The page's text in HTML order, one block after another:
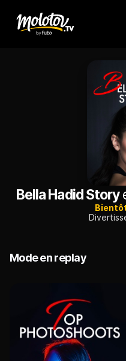
Bella Hadid Story
Mode en replay